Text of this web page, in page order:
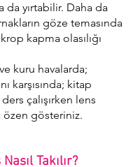
da yırtabilir. Daha da
göze temasında
kapma olasılığı
kuru havalarda;
karşısında; kitap
çalışırken lens
özen gösteriniz.
Takılır?